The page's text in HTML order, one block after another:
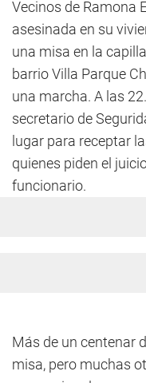
Vecinos de Ramona
asesinada en su
una misa en la
barrio Villa Parque
una marcha. A las
secretario de
lugar para receptar
quienes piden el
funcionario.
Más de un centenar
misa, pero muchas